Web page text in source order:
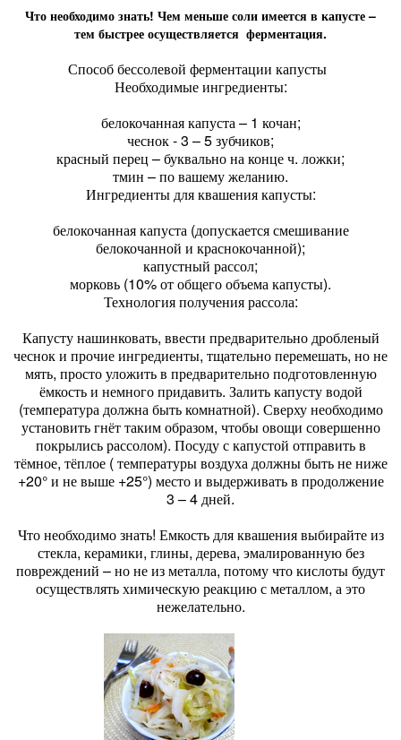
Что необходимо знать! Чем меньше соли имеется в капусте –
тем быстрее осуществляется ферментация.
Способ бессолевой ферментации капусты
Необходимые ингредиенты:
белокочанная капуста – 1 кочан;
чеснок - 3 – 5 зубчиков;
красный перец – буквально на конце ч. ложки;
тмин – по вашему желанию.
Ингредиенты для квашения капусты:
белокочанная капуста (допускается смешивание
белокочанной и краснокочанной);
капустный рассол;
морковь (10% от общего объема капусты).
Технология получения рассола:
Капусту нашинковать, ввести предварительно дробленый
чеснок и прочие ингредиенты, тщательно перемешать, но не
мять, просто уложить в предварительно подготовленную
ёмкость и немного придавить. Залить капусту водой
(температура должна быть комнатной). Сверху необходимо
установить гнёт таким образом, чтобы овощи совершенно
покрылись рассолом). Посуду с капустой отправить в
тёмное, тёплое ( температуры воздуха должны быть не ниже
+20° и не выше +25°) место и выдерживать в продолжение
3 – 4 дней.
Что необходимо знать! Емкость для квашения выбирайте из
стекла, керамики, глины, дерева, эмалированную без
повреждений – но не из металла, потому что кислоты будут
осуществлять химическую реакцию с металлом, а это
нежелательно.